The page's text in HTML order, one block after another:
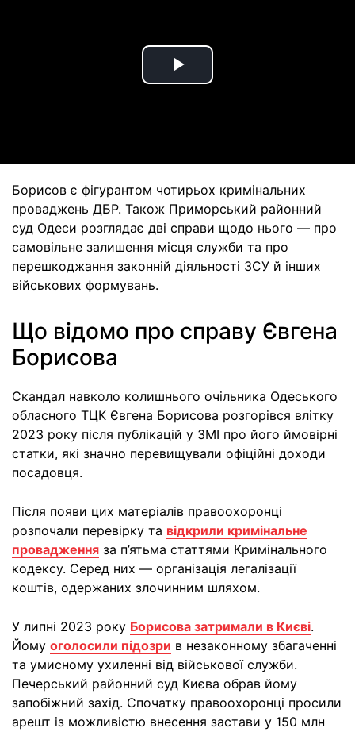
Play
Борисов є фігурантом чотирьох кримінальних
проваджень ДБР. Також Приморський районний
суд Одеси розглядає дві справи щодо нього — про
самовільне залишення місця служби та про
перешкоджання законній діяльності ЗСУ й інших
військових формувань.
Що відомо про справу Євгена
Борисова
Скандал навколо колишнього очільника Одеського
обласного ТЦК Євгена Борисова розгорівся влітку
2023 року після публікацій у ЗМІ про його ймовірні
статки, які значно перевищували офіційні доходи
посадовця.
Після появи цих матеріалів правоохоронці
розпочали перевірку та відкрили кримінальне
провадження за п’ятьма статтями Кримінального
кодексу. Серед них — організація легалізації
коштів, одержаних злочинним шляхом.
У липні 2023 року Борисова затримали в Києві.
Йому оголосили підозри в незаконному збагаченні
та умисному ухиленні від військової служби.
Печерський районний суд Києва обрав йому
запобіжний захід. Спочатку правоохоронці просили
арешт із можливістю внесення застави у 150 млн